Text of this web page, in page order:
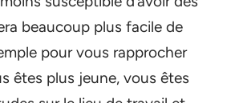
beaucoup plus facile de
pour vous rapprocher
êtes plus jeune, vous êtes